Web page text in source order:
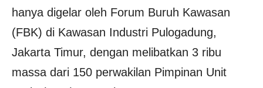
hanya digelar oleh Forum Buruh Kawasan
(FBK) di Kawasan Industri Pulogadung,
Jakarta Timur, dengan melibatkan 3 ribu
massa dari 150 perwakilan Pimpinan Unit